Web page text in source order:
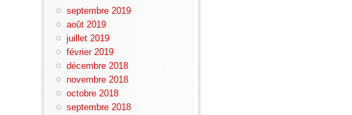
septembre 2019
août 2019
juillet 2019
février 2019
décembre 2018
novembre 2018
octobre 2018
septembre 2018